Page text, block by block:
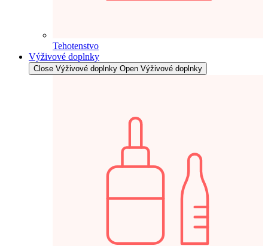
Tehotenstvo
Výživové doplnky
Close Výživové doplnky Open Výživové doplnky